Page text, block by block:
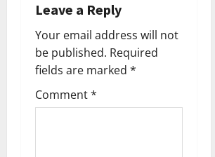
g
a
t
i
Leave a Reply
Your email address will not
be published. Required
fields are marked *
Comment*